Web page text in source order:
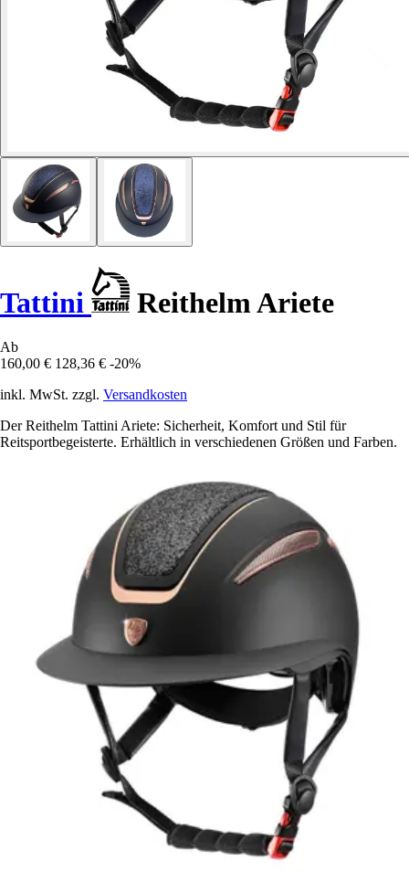
Tattini Reithelm Ariete
Ab
160,00 € 128,36 € -20%
inkl. MwSt. zzgl. Versandkosten
Der Reithelm Tattini Ariete: Sicherheit, Komfort und Stil für
Reitsportbegeisterte. Erhältlich in verschiedenen Größen und Farben.